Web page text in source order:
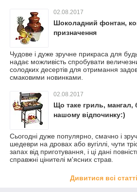
02.08.2017
Шоколадний фонтан,
призначення
Чудове і дуже зручне прикраса для
надає можливість спробувати
солодких десертів для отримання
смаковими новинками.
02.08.2017
Що таке гриль, мангал,
нашому відпочинку:)
Сьогодні дуже популярно, смачно і
шедеври на дровах або вугіллі, чути
запах від приготування, і ці дані
справжні цінителі м'ясних страв.
Дивитися всі статті